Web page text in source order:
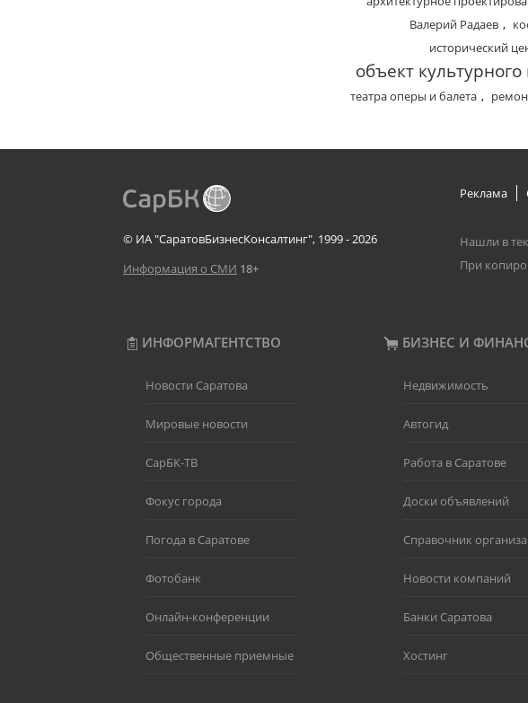
Валерий Радаев ,
исторический
объект
театра оперы и балета ,
© ИА "СаратовБизнесКонсалтинг", 1999 - 2026
Информация о СМИ 18+
Реклама
Нашли в
При
ИНФОРМАГЕНТСТВО БИЗНЕС И
Новости Саратова
Мировые новости
СарБК-ТВ
Фокус города
Погода в Саратове
Фотобанк
Онлайн-конференции
Общественные приемные
Недвижимость
Автогид
Работа в Саратове
Доски объявлений
Справочник
Новости компаний
Банки Саратова
Хостинг